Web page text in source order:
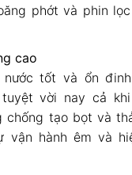
phớt và phin
cao
nước tốt và ổn
vời nay cả
chống tạo bọt và
vận hành êm và